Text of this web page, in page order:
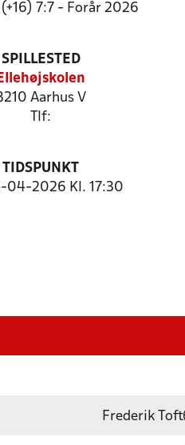
(+16) 7:7 - Forår 2026
SPILLESTED
Ellehøjskolen
Aarhus V
Tlf:
TIDSPUNKT
04-2026 Kl. 17:30
Frederik Toft